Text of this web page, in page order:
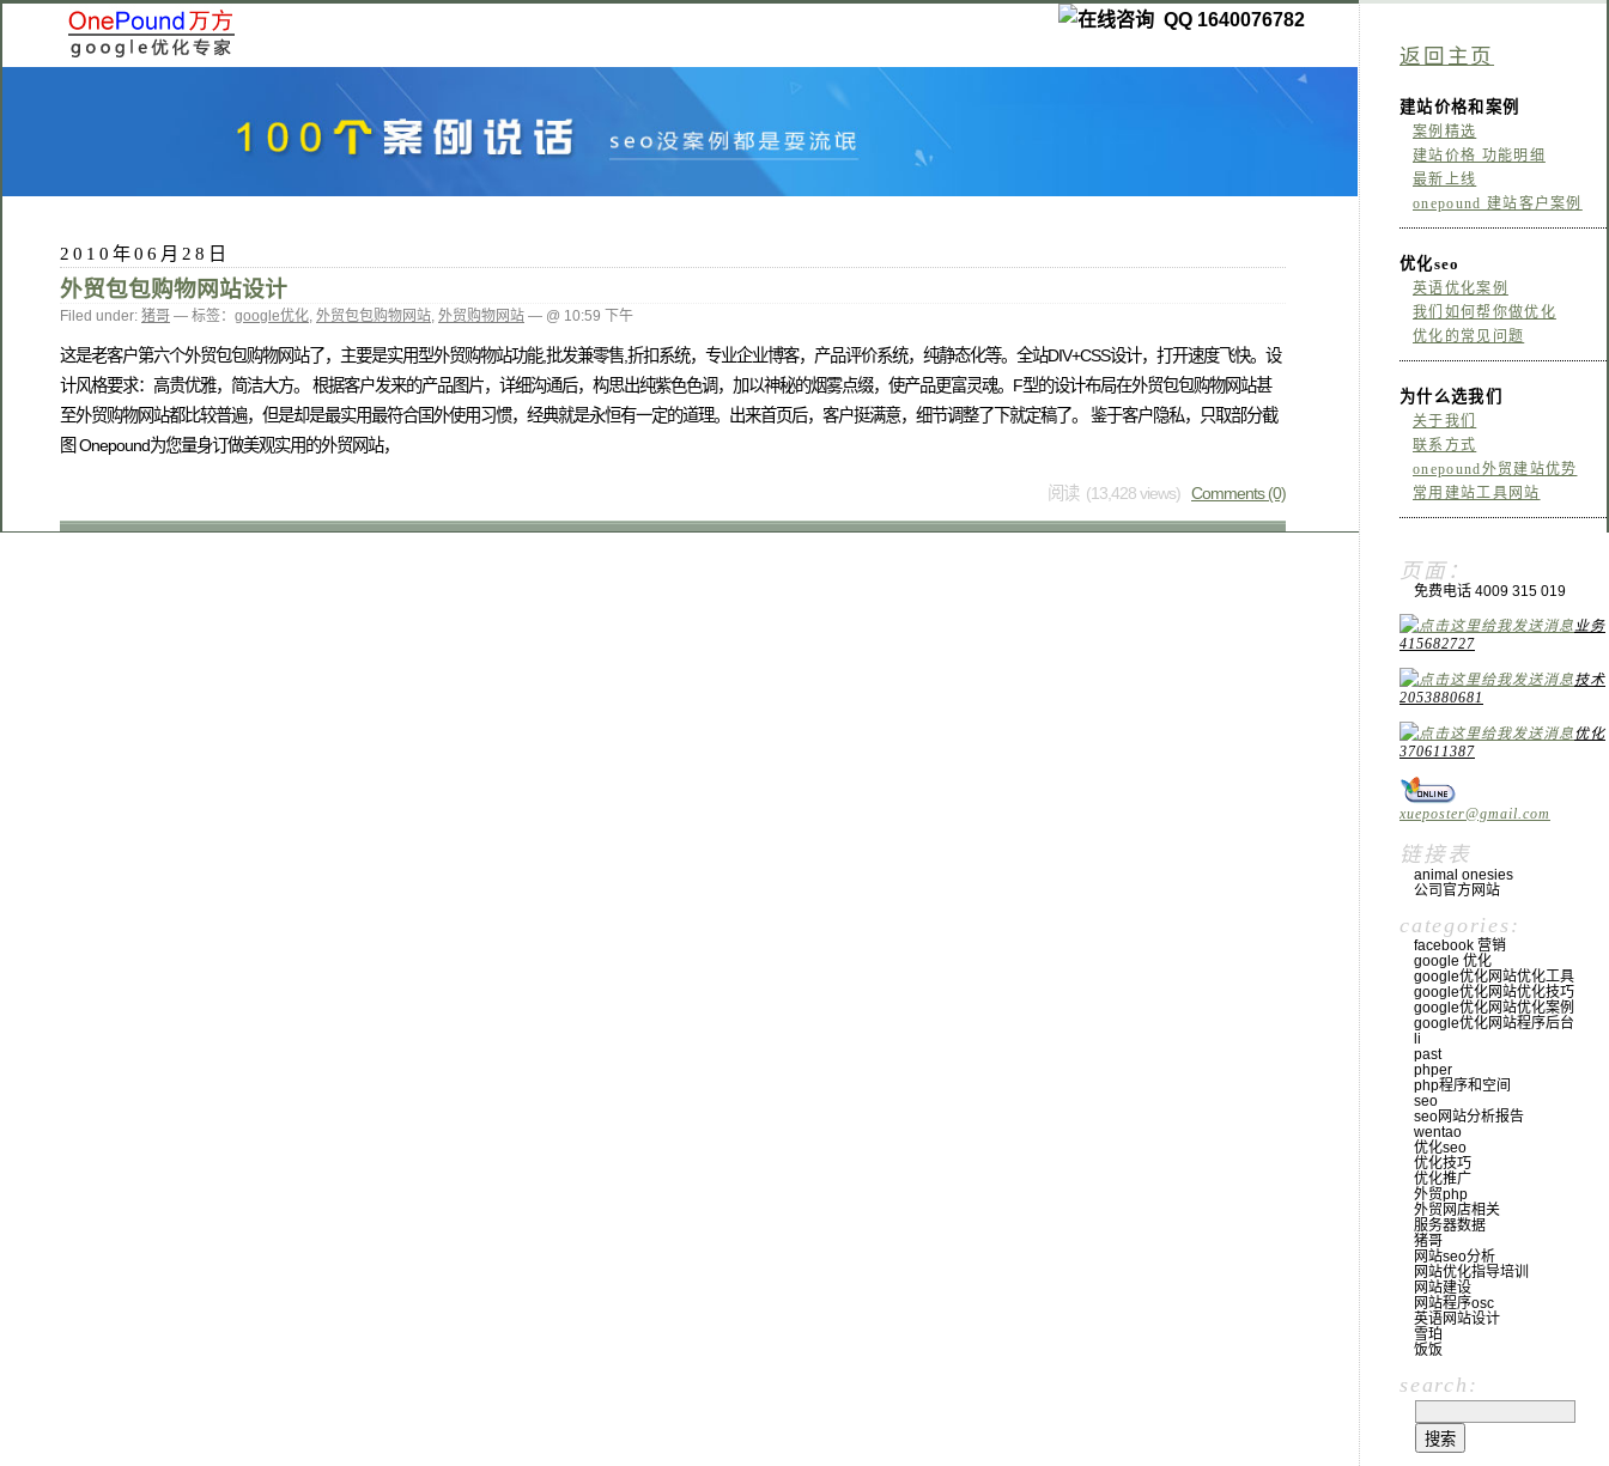
QQ 1640076782
2010年06月28日
外贸包包购物网站设计
Filed under: 猪哥 — 标签： google优化, 外贸包包购物网站, 外贸购物网站 — @ 10:59 下午
这是老客户第六个外贸包包购物网站了，主要是实用型外贸购物站功能,批发兼零售,折扣系统，专业企业博客，产品评价系统，纯静态化等。全站DIV+CSS设计，打开速度飞快。设
计风格要求：高贵优雅，简洁大方。 根据客户发来的产品图片，详细沟通后，构思出纯紫色色调，加以神秘的烟雾点缀，使产品更富灵魂。F型的设计布局在外贸包包购物网站甚
至外贸购物网站都比较普遍，但是却是最实用最符合国外使用习惯，经典就是永恒有一定的道理。出来首页后，客户挺满意，细节调整了下就定稿了。 鉴于客户隐私，只取部分截
图 Onepound为您量身订做美观实用的外贸网站，
阅读 (13,428 views) Comments (0)
返回主页
建站价格和案例
案例精选
建站价格 功能明细
最新上线
onepound 建站客户案例
优化seo
英语优化案例
我们如何帮你做优化
优化的常见问题
为什么选我们
关于我们
联系方式
onepound外贸建站优势
常用建站工具网站
页面：
免费电话 4009 315 019
业务
415682727
技术
2053880681
优化
370611387
xueposter@gmail.com
链接表
animal onesies
公司官方网站
categories:
facebook 营销
google 优化
google优化网站优化工具
google优化网站优化技巧
google优化网站优化案例
google优化网站程序后台
li
past
phper
php程序和空间
seo
seo网站分析报告
wentao
优化seo
优化技巧
优化推广
外贸php
外贸网店相关
服务器数据
猪哥
网站seo分析
网站优化指导培训
网站建设
网站程序osc
英语网站设计
雪珀
饭饭
search: